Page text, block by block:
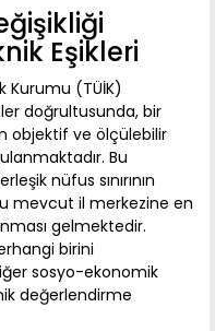
Eşikleri
Kurumu (TÜİK)
doğrultusunda, bir
objektif ve ölçülebilir
Bu
nüfus sınırının
mevcut il merkezine en
gelmektedir.
birini
sosyo-ekonomik
değerlendirme